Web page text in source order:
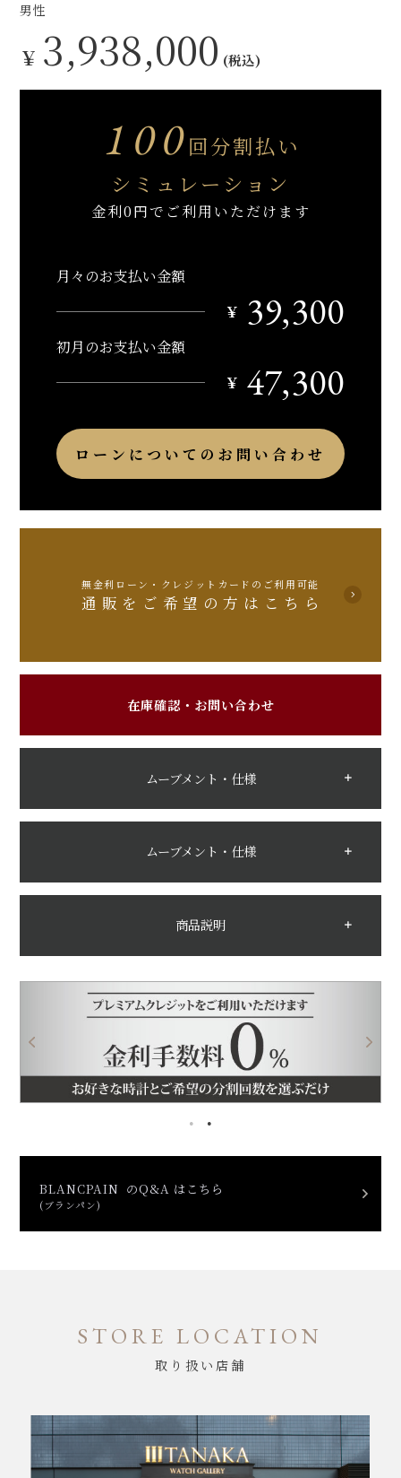
男性
￥ 3,938,000 (税込)
100回分割払い
シミュレーション
金利0円でご利用いただけます
月々のお支払い金額
￥ 39,300
初月のお支払い金額
￥ 47,300
ローンについてのお問い合わせ
無金利ローン・クレジットカードのご利用可能
通販をご希望の方はこちら
在庫確認・お問い合わせ
ムーブメント・仕様
ムーブメント・仕様
商品説明
BLANCPAIN のQ&A はこちら
(ブランパン)
STORE LOCATION
取り扱い店舗